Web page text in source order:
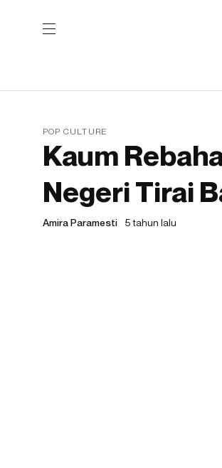
POP CULTURE
Kaum
Negeri Tirai
Amira Paramesti 5 tahun lalu